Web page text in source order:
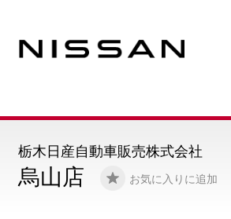
烏山店 お気に入りに追加
栃木日産自動車販売株式会社